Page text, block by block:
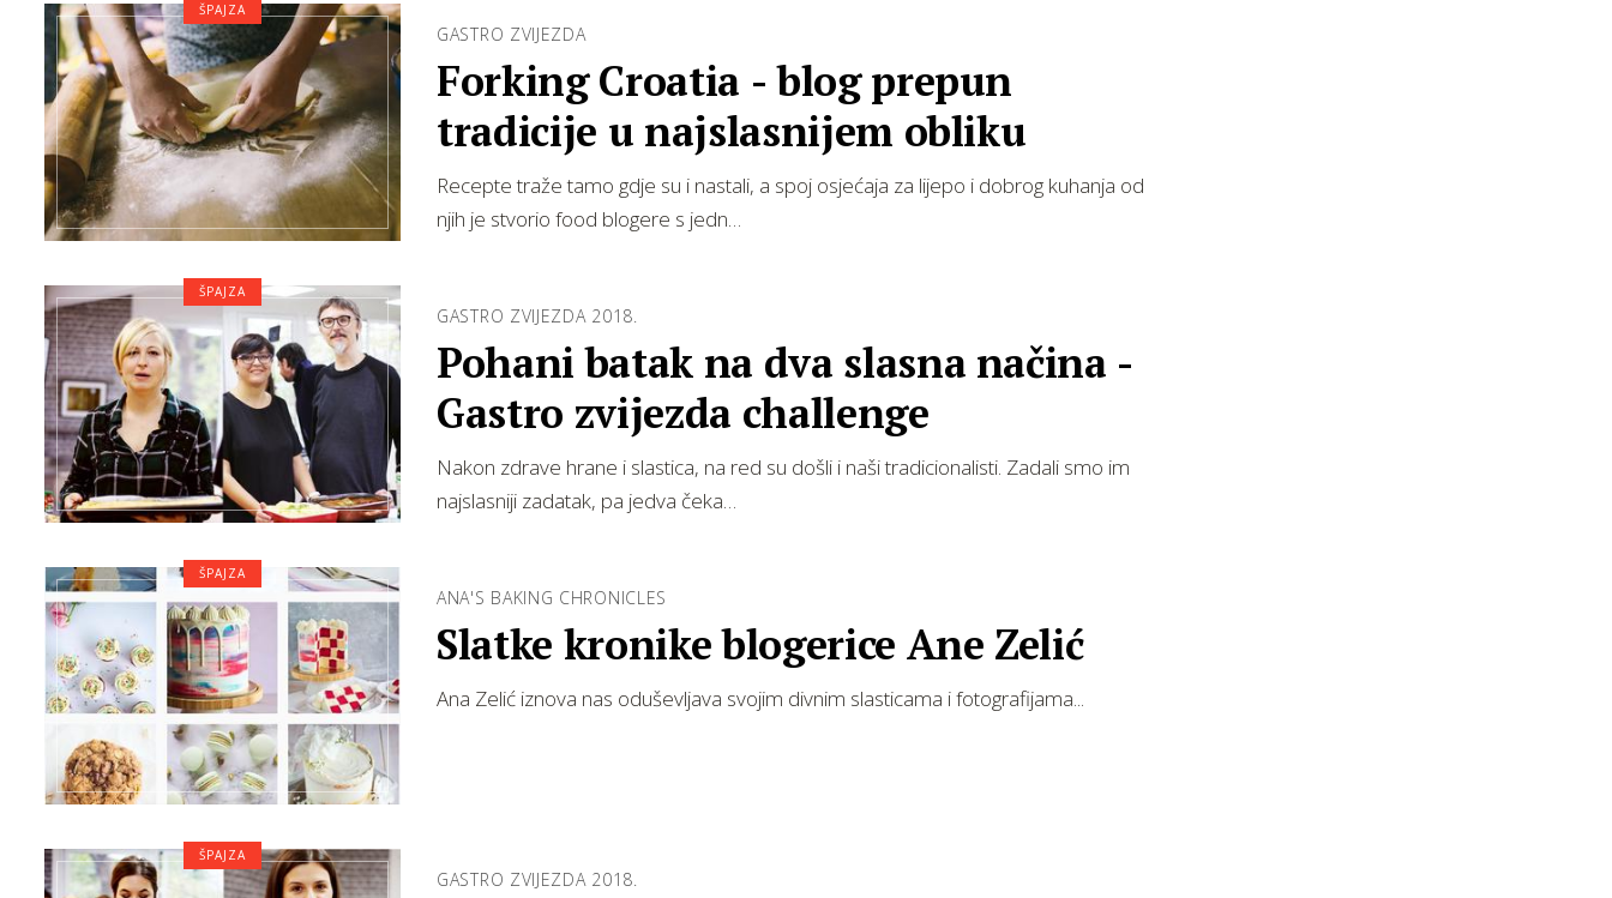
GASTRO ZVIJEZDA
Forking Croatia - blog prepun
tradicije u najslasnijem obliku
Recepte traže tamo gdje su i nastali, a spoj osjećaja za lijepo i dobrog kuhanja od
njih je stvorio food blogere s jedn…
ŠPAJZA
GASTRO ZVIJEZDA 2018.
Pohani batak na dva slasna načina -
Gastro zvijezda challenge
Nakon zdrave hrane i slastica, na red su došli i naši tradicionalisti. Zadali smo im
najslasniji zadatak, pa jedva čeka…
ŠPAJZA
ANA'S BAKING CHRONICLES
Slatke kronike blogerice Ane Zelić
Ana Zelić iznova nas oduševljava svojim divnim slasticama i fotografijama...
ŠPAJZA
GASTRO ZVIJEZDA 2018.
ŠPAJZA